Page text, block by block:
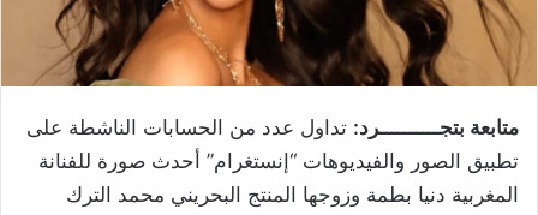
متابعة بتجــــــــــرد: تداول عدد من الحسابات الناشطة على
تطبيق الصور والفيديوهات “إنستغرام” أحدث صورة للفنانة
المغربية دنيا بطمة وزوجها المنتج البحريني محمد الترك